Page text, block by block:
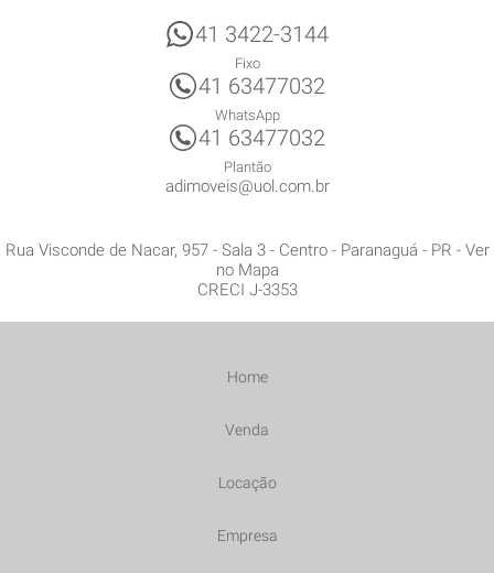
41 3422-3144
Fixo
41 63477032
WhatsApp
41 63477032
Plantão
adimoveis@uol.com.br
Rua Visconde de Nacar, 957 - Sala 3- Centro - Paranaguá - PR - Ver
no Mapa
CRECI J-3353
Home
Venda
Locação
Empresa